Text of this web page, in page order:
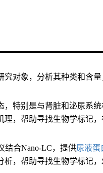
对象，分析其种类和含
特别是与肾脏和泌尿系
，帮助寻找生物学标记
结合Nano-LC，提供尿液蛋
，帮助寻找生物学标记，